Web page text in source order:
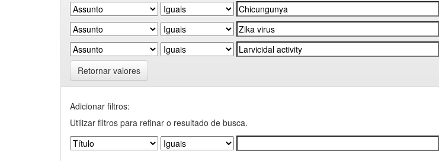
Retornar valores
Adicionar filtros:
Utilizar filtros para refinar o resultado de busca.